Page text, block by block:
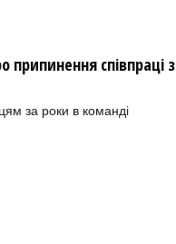
припинення співпраці з
за роки в команді